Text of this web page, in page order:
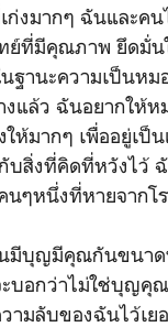
ก่งมากๆ ฉันและค
ย์ที่มีคุณภาพ ยึดมั่น
านะความเป็นหม
แล้ว ฉันอยากให้ห
ห้มากๆ เพื่ออยู่เป็
สิ่งที่คิดที่หวังไว้
นๆหนึ่งที่หายจากโ
มีบุญมีคุณกันขนาด
บอกว่าไม่ใช่บุญคุ
มลับของฉันไว้เย